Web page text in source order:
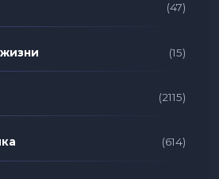
(47)
(15)
(2115)
(614)